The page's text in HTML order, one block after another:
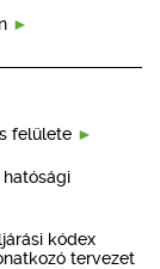
felülete
kódex
tervezet